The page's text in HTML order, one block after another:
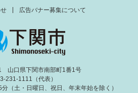
広告バナー募集について
山口県下関市南部町1番1号
231-1111（代表）
（土・日曜日、祝日、年末年始を除く）